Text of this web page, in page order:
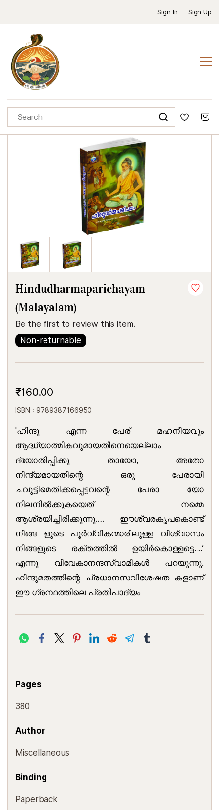
Sign In Sign Up
Hindudharmaparichayam
(Malayalam)
Be the first to review this item.
Non-returnable
₹160.00
ISBN : 9789387166950
'ഹിന്ദു എന്ന പേര് മഹനീയവും
ആദ്ധ്യാത്മികവുമായതിനെയെല്ലാം
ദ്യോതിപ്പിക്കു തായോ, അതോ
നിന്ദ്യമായതിന്റെ ഒരു പേരായി
ചവുട്ടിമെതിക്കപ്പെട്ടവന്റെ പേരാ യോ
നിലനില്‍ക്കുകയെത് നമ്മെ
ആശ്രയിച്ചിരിക്കുന്നു…. ഈശ്വരകൃപകൊണ്ട്
നിങ്ങ ളുടെ പൂർവ്വികന്മാരിലുള്ള വിശ്വാസം
നിങ്ങളുടെ രക്തത്തിൽ ഉയിർകൊള്ളട്ടെ.…’
എന്നു വിവേകാനന്ദസ്വാമികൾ പറയുന്നു.
ഹിന്ദുമതത്തിന്റെ പ്രധാനസവിശേഷത കളാണ്
ഈ ഗ്രന്ഥത്തിലെ പ്രതിപാദ്യം
Pages
380
Author
Miscellaneous
Binding
Paperback